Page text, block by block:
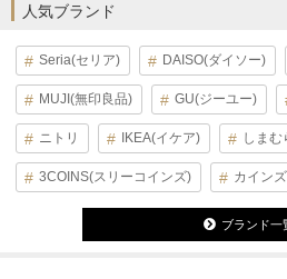
人気ブランド
Seria(セリア) DAISO(ダイソー)
MUJI(無印良品) GU(ジーユー)
ニトリ IKEA(イケア) しまむ
3COINS(スリーコインズ) カインズ
ブランド一